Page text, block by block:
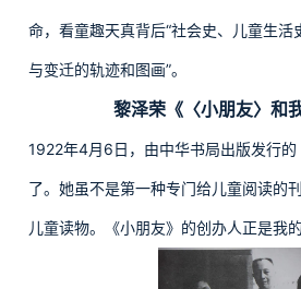
命，看童趣天真背后“社会史、儿童生活
与变迁的轨迹和图画”。
黎泽荣《〈小朋友〉和
1922年4月6日，由中华书局出版发行的
了。她虽不是第一种专门给儿童阅读的
儿童读物。《小朋友》的创办人正是我